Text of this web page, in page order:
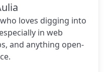
loves digging into
in web
and anything open-